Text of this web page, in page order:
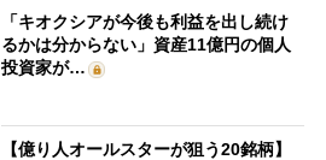
「キオクシアが今後も利益を出し続け
るかは分からない」資産11億円の個人
投資家が…
【億り人オールスターが狙う20銘柄】